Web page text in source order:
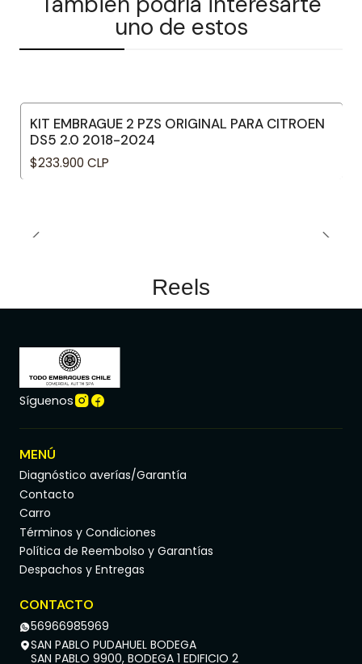
uno de estos
KIT EMBRAGUE 2 PZS ORIGINAL PARA CITROEN
DS5 2.0 2018-2024
$233.900 CLP
Reels
Síguenos
MENÚ
Diagnóstico averías/Garantía
Contacto
Carro
Términos y Condiciones
Política de Reembolso y Garantías
Despachos y Entregas
CONTACTO
56966985969
SAN PABLO PUDAHUEL BODEGA
SAN PABLO 9900, BODEGA 1 EDIFICIO 2